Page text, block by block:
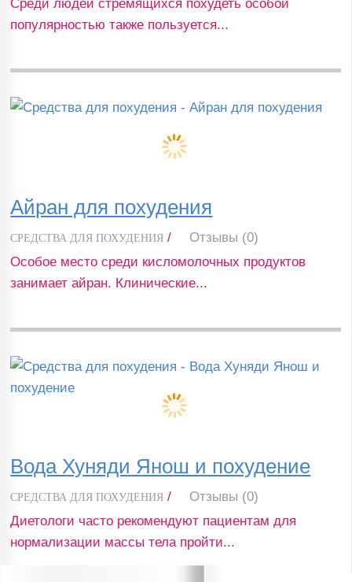
Среди людей стремящихся похудеть особой
популярностью также пользуется...
Айран для похудения
СРЕДСТВА ДЛЯ ПОХУДЕНИЯ /
Отзывы (0)
Особое место среди кисломолочных продуктов
занимает айран. Клинические...
Вода Хуняди Янош и похудение
СРЕДСТВА ДЛЯ ПОХУДЕНИЯ /
Отзывы (0)
Диетологи часто рекомендуют пациентам для
нормализации массы тела пройти...